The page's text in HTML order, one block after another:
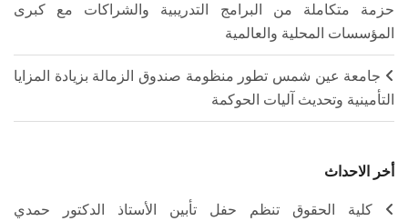
حزمة متكاملة من البرامج التدريبية والشراكات مع كبرى
المؤسسات المحلية والعالمية
جامعة عين شمس تطور منظومة صندوق الزمالة بزيادة المزايا
التأمينية وتحديث آليات الحوكمة
أخر الاحداث
كلية الحقوق تنظم حفل تأبين الأستاذ الدكتور حمدي